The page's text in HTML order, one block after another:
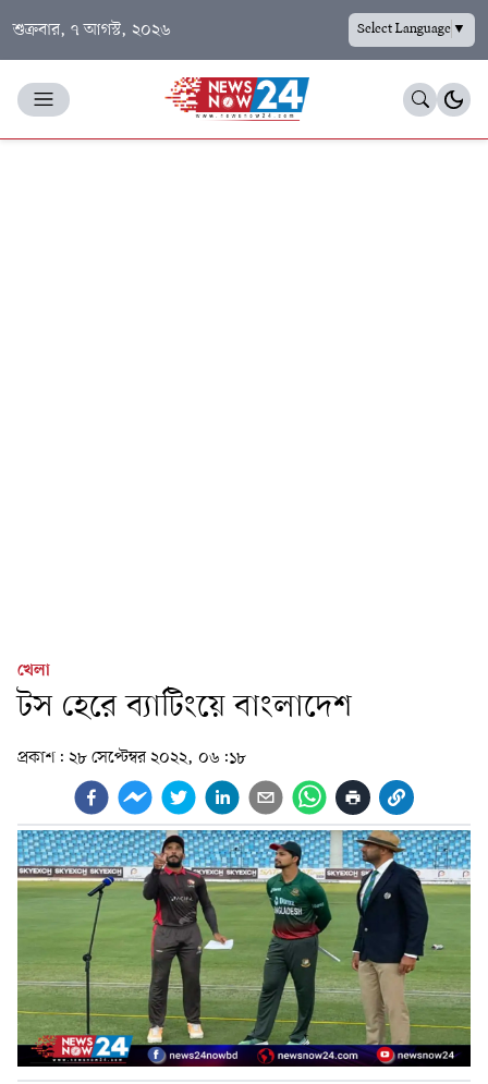
শুক্রবার, ৭ আগস্ট, ২০২৬ Select Language▼
খেলা
টস হেরে ব্যাটিংয়ে বাংলাদেশ
প্রকাশ: ২৮ সেপ্টেম্বর ২০২২, ০৬:১৮